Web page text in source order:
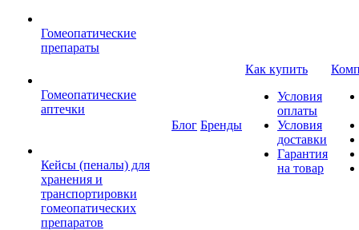
Гомеопатические
препараты
Гомеопатические
аптечки
Кейсы (пеналы) для
хранения и
транспортировки
гомеопатических
препаратов
Блог Бренды
Как купить
Условия
оплаты
Условия
доставки
Гарантия
на товар